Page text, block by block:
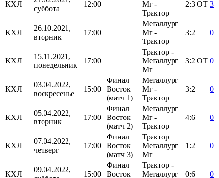
КХЛ
суббота
12:00
Мг -
Трактор
2:3 ОТ 3
КХЛ
26.10.2021,
вторник
17:00
Металлург
Мг -
Трактор
3:2 0
КХЛ
15.11.2021,
понедельник
17:00
Трактор -
Металлург
Мг
3:2 ОТ 0
КХЛ
03.04.2022,
воскресенье
15:00
Финал
Восток
(матч 1)
Металлург
Мг -
Трактор
3:2 0
КХЛ
05.04.2022,
вторник
17:00
Финал
Восток
(матч 2)
Металлург
Мг -
Трактор
4:6 0
КХЛ
07.04.2022,
четверг
17:00
Финал
Восток
(матч 3)
Трактор -
Металлург
Мг
1:2 0
КХЛ
09.04.2022,
15:00
Финал
Восток
Трактор -
Металлург
0:6 0